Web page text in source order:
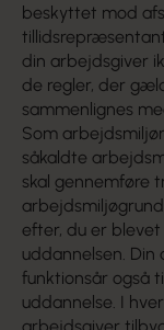
beskyttet mod
din arbejdsgiver
de regler, der
sammenlignes
Som
såkaldte
skal gennemføre
efter, du er
uddannelsen.
funktionsår også
uddannelse. I